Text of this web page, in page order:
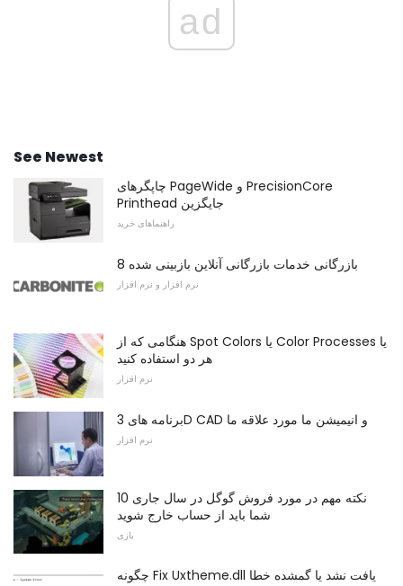
ad
See Newest
چاپگرهای PageWide و PrecisionCore
Printhead جایگزین
راهنماهای خرید
8 بازرگانی خدمات بازرگانی آنلاین بازبینی شده
نرم افزار و نرم افزار
هنگامی که از Spot Colors یا Color Processes یا
هر دو استفاده کنید
نرم افزار
برنامه های 3D CAD و انیمیشن ما مورد علاقه ما
نرم افزار
10 نکته مهم در مورد فروش گوگل در سال جاری
شما باید از حساب خارج شوید
بازی
چگونه Fix Uxtheme.dll یافت نشد یا گمشده خطا